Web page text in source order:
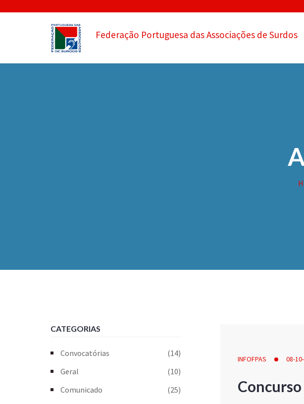
Federação Portuguesa das Associações de Surdos
INFOFPAS 08-
CATEGORIAS
Convocatórias
(14)
Geral
(10)
Comunicado
(25)